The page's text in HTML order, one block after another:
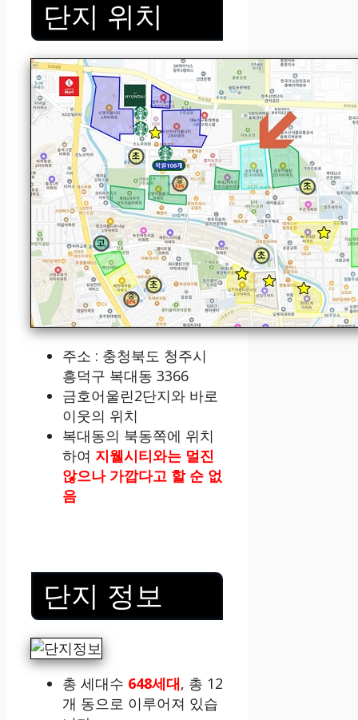
단지 위치
주소 : 충청북도 청주시
흥덕구 복대동 3366
금호어울린2단지와 바로
이웃의 위치
복대동의 북동쪽에 위치
하여 지웰시티와는 멀진
않으나 가깝다고 할 순 없
음
단지 정보
총 세대수 648세대, 총 12
개 동으로 이루어져 있습